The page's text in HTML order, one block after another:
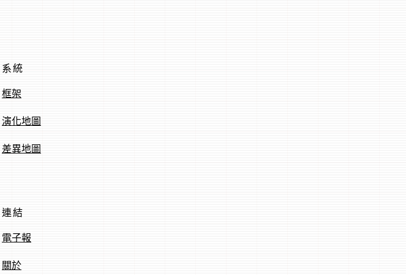
系統
框架
演化地圖
差異地圖
連結
電子報
關於